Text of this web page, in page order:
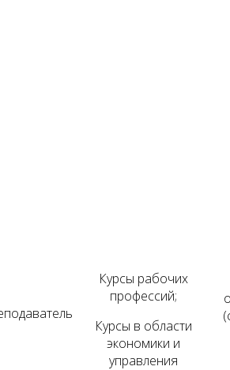
Курсы рабочих
профессий;
Курсы в области
экономики и
управления